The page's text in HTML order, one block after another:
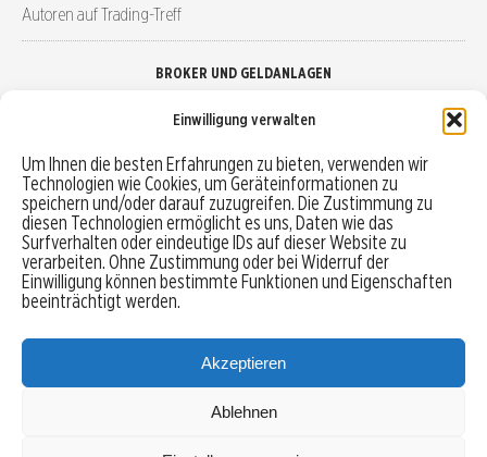
Einwilligung verwalten
Um Ihnen die besten Erfahrungen zu bieten, verwenden wir
Technologien wie Cookies, um Geräteinformationen zu
speichern und/oder darauf zuzugreifen. Die Zustimmung zu
diesen Technologien ermöglicht es uns, Daten wie das
Surfverhalten oder eindeutige IDs auf dieser Website zu
verarbeiten. Ohne Zustimmung oder bei Widerruf der
Einwilligung können bestimmte Funktionen und Eigenschaften
beeinträchtigt werden.
Akzeptieren
Ablehnen
Autoren auf Trading-Treff
BROKER UND GELDANLAGEN
Robo-Advisor vergleichen
Depotvergleich
Festgeld vergleichen
Tagesgeld vergleichen